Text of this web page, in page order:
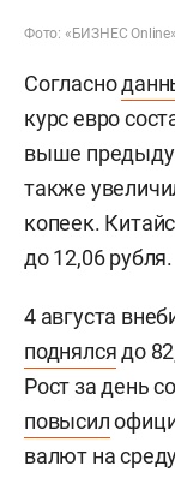
Фото: «БИЗНЕС Online»
Согласно
курс евро
выше
также
копеек.
до 12,06 рубля.
4 августа
поднялсядо
Рост за день
повысил
валют на